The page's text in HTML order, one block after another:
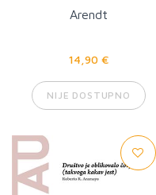
Arendt
14,90 €
NIJE DOSTUPNO